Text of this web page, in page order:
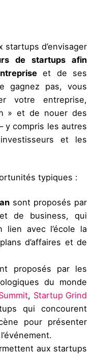
startups d’envisager
de startups afin
et de ses
gagnez pas, vous
votre entreprise,
» et de nouer des
y compris les autres
et les
typiques :
sont proposés par
de business, qui
avec l’école la
d’affaires et de
proposés par les
du monde
, Startup Grind
qui concourent
pour présenter
aux startups